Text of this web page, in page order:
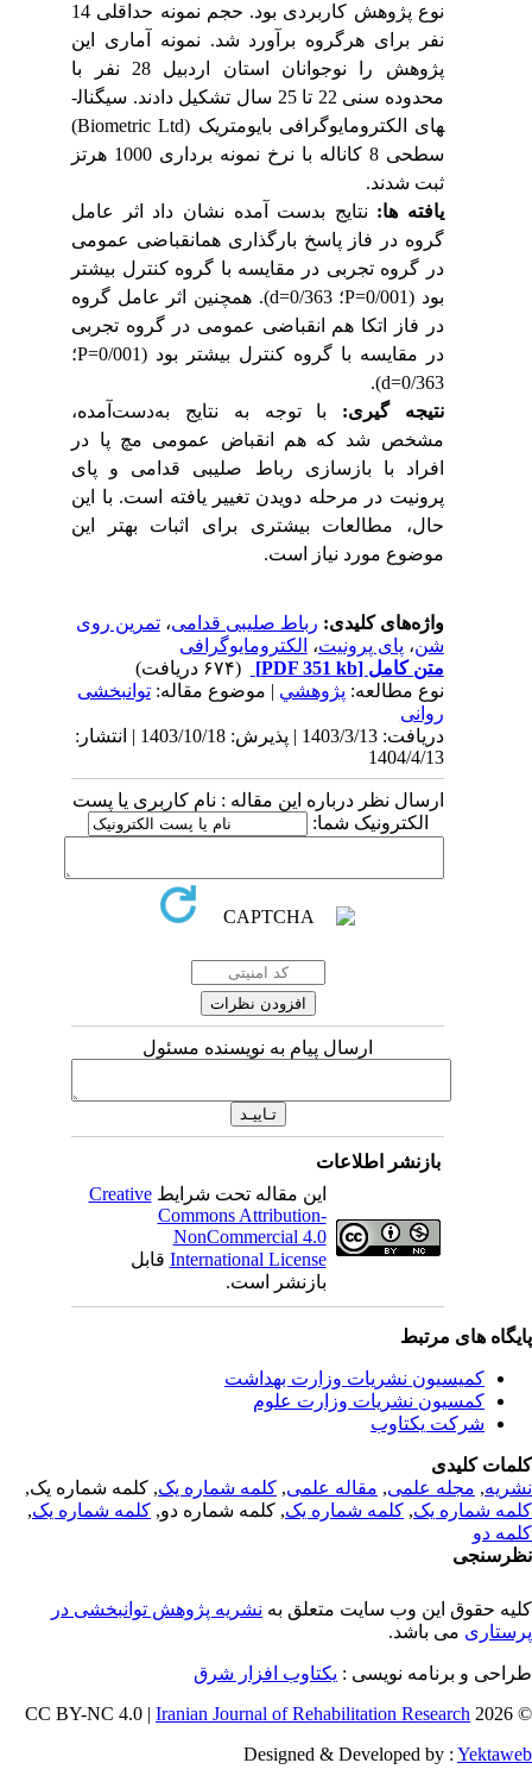
نوع پژوهش کاربردی بود. حجم نمونه حداقلی 14
نفر برای هرگروه برآورد شد. نمونه آماری این
پژوهش را نوجوانان استان اردبیل 28 نفر با
محدوده سنی 22 تا 25 سال تشکیل دادند. سیگنال­
های الکترومایوگرافی بایومتریک ( Biometric Ltd
)
سطحی 8 کاناله با نرخ نمونه برداری 1000 هرتز
ثبت شدند.
یافته ها:نتایج بدست آمده نشان داد اثر عامل
گروه در فاز پاسخ بارگذاری هم­انقباضی عمومی
در گروه تجربی در مقایسه با گروه کنترل بیشتر
بود (0/001=
P؛ 0/363= d). همچنین اثر عامل گروه
در فاز اتکا هم انقباضی عمومی در گروه تجربی
در مقایسه با گروه کنترل بیشتر بود (0/001=
P؛
0/363=
d
).
نتیجه گیری:
با توجه به نتایج به‌دست‌آمده،
مشخص شد که هم انقباض عمومی مچ پا در
افراد با بازسازی رباط صلیبی قدامی و پای
پرونیت در مرحله دویدن تغییر یافته است. با این
حال، مطالعات بیشتری برای اثبات بهتر این
موضوع مورد نیاز است.
واژه‌های کلیدی:رباط صلیبی قدامی،تمرین روی
شن،پای پرونیت،الکترومایوگرافی
متن کامل[PDF 351 kb]
نوع مطالعه:پژوهشي| موضوع مقاله:توانبخشی
روانی
دریافت: 1403/3/13 | پذیرش: 1403/10/18 | انتشار:
1404/4/13
ارسال نظر درباره این مقاله : نام کاربری یا پست
الکترونیک شما:
ارسال پیام به نویسنده مسئول
بازنشر اطلاعات
این مقاله تحت شرایطCreative
Commons Attribution-
NonCommercial 4.0
International Licenseقابل
بازنشر است.
های مرتبط
کمیسیون نشریات وزارت بهداشت
کمسیون نشریات وزارت علوم
شرکت یکتاوب
کلیدی
,مجله علمی, مقاله علمی, کلمه شماره یک, کلمه شماره یک,
شماره یک,کلمه شماره یک, کلمه شماره دو,کلمه شماره یک,
دو
حقوق این وب سایت متعلق بهنشریه پژوهش توانبخشی در
می باشد.
و برنامه نویسی : یکتاوب افزار شرق
©
Iranian Journal of Rehabilitation Research
Designed & Developed by :